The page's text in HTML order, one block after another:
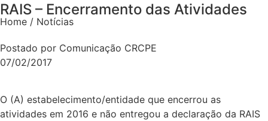
RAIS – Encerramento das Atividades
Home / Notícias
Postado por Comunicação CRCPE
07/02/2017
O (A) estabelecimento/entidade que encerrou as
atividades em 2016 e não entregou a declaração da RAIS